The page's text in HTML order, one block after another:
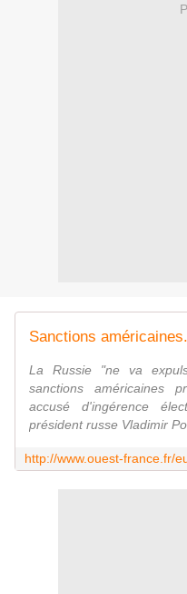
La Russie "ne va
sanctions américaines
accusé d'ingérence
président russe Vladimir